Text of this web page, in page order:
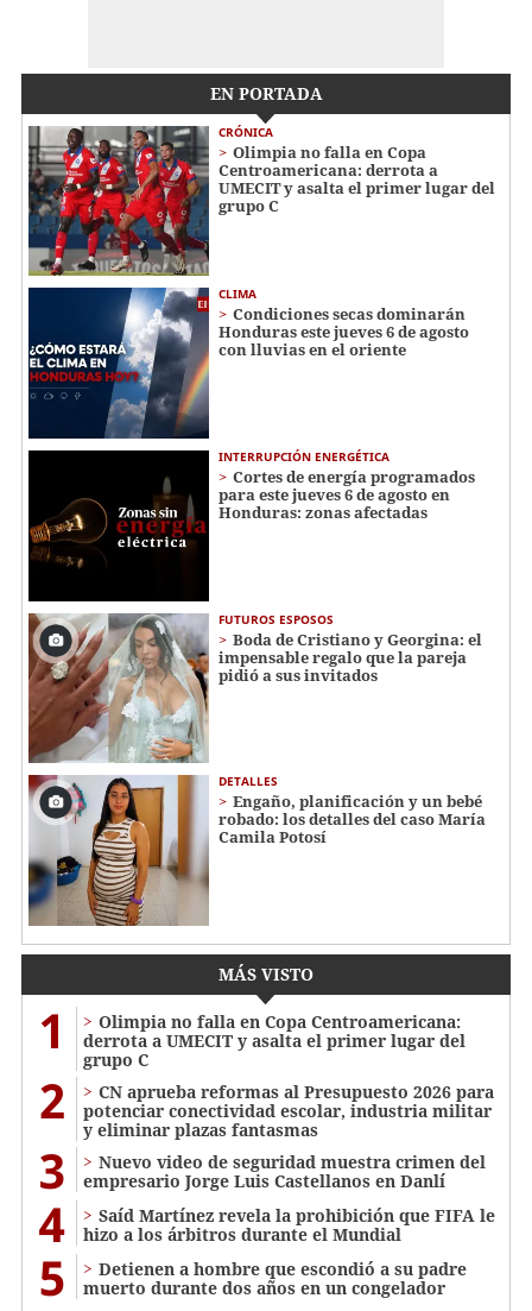
EN PORTADA
CRÓNICA
Olimpia no falla en Copa
Centroamericana: derrota a
UMECIT y asalta el primer lugar del
grupo C
CLIMA
Condiciones secas dominarán
Honduras este jueves 6 de agosto
con lluvias en el oriente
INTERRUPCIÓN ENERGÉTICA
Cortes de energía programados
para este jueves 6 de agosto en
Honduras: zonas afectadas
FUTUROS ESPOSOS
Boda de Cristiano y Georgina: el
impensable regalo que la pareja
pidió a sus invitados
DETALLES
Engaño, planificación y un bebé
robado: los detalles del caso María
Camila Potosí
MÁS VISTO
1
Olimpia no falla en Copa Centroamericana:
derrota a UMECIT y asalta el primer lugar del
grupo C
2
CN aprueba reformas al Presupuesto 2026 para
potenciar conectividad escolar, industria militar
y eliminar plazas fantasmas
3
Nuevo video de seguridad muestra crimen del
empresario Jorge Luis Castellanos en Danlí
4
Saíd Martínez revela la prohibición que FIFA le
hizo a los árbitros durante el Mundial
5
Detienen a hombre que escondió a su padre
muerto durante dos años en un congelador